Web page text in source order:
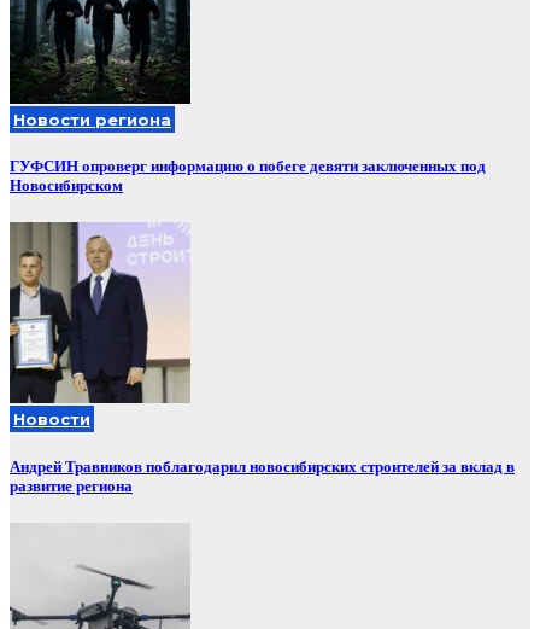
Новости региона
ГУФСИН опроверг информацию о побеге девяти заключенных под
Новосибирском
Новости
Андрей Травников поблагодарил новосибирских строителей за вклад в
развитие региона